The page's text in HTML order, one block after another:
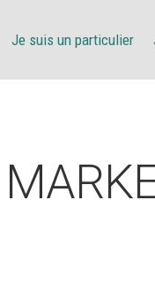
Je suis un particulier